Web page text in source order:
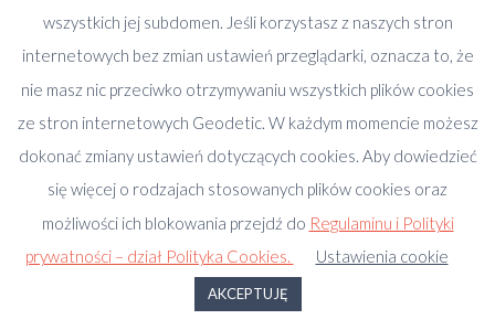
Ekspertyza deweloperska – Jak zwiększać powierzchnie
sprzedawanych lokali mieszkalnych, biurowych i
handlowych?
2020-10-04
E-book Podział lokalu mieszkalnego na odrębne lokale.
Przewodnik krok po kroku
2018-08-07
Roczniki INVESTOR REE
wszystkich jej subdomen. Jeśli korzystasz z naszych stron
internetowych bez zmian ustawień przeglądarki, oznacza to, że
nie masz nic przeciwko otrzymywaniu wszystkich plików cookies
ze stron internetowych Geodetic. W każdym momencie możesz
dokonać zmiany ustawień dotyczących cookies. Aby dowiedzieć
się więcej o rodzajach stosowanych plików cookies oraz
możliwości ich blokowania przejdź do Regulaminu i Polityki
prywatności – dział Polityka Cookies.
Ustawienia cookie
AKCEPTUJĘ